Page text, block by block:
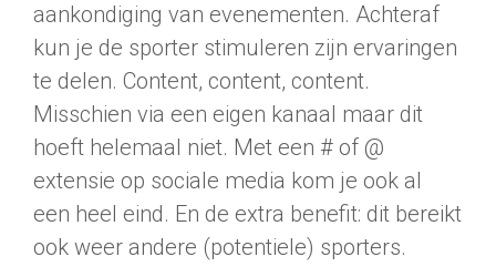
aankondiging van evenementen. Achteraf
kun je de sporter stimuleren zijn ervaringen
te delen. Content, content, content.
Misschien via een eigen kanaal maar dit
hoeft helemaal niet. Met een # of @
extensie op sociale media kom je ook al
een heel eind. En de extra benefit: dit bereikt
ook weer andere (potentiele) sporters.